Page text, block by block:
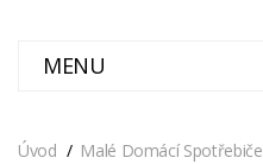
MENU
Úvod Malé Domácí Spotřebiče